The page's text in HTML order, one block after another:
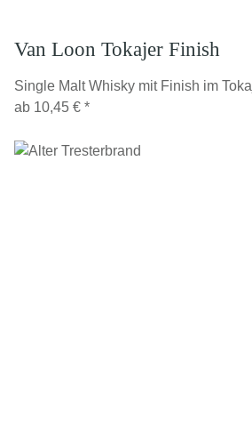
Van Loon Tokajer Finish
Single Malt Whisky mit Finish im
ab 10,45 € *